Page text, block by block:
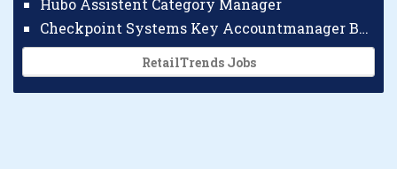
Checkpoint Systems Key Accountmanager Benelux
RetailTrends Jobs